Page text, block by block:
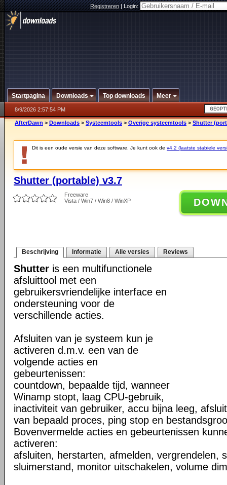
Registreren|Login:
Startpagina Downloads Top downloads Meer
8/9/2026 2:57:54 PM
AfterDawn > Downloads > Systeemtools > Overige systeemtools > Shutter
Dit is een oude versie van deze software. Je kunt ook de v4.2 (laatste stabiele
Shutter (portable) v3.7
Freeware
Vista / Win7 / Win8 / WinXP
Beschrijving Informatie Alle versies Reviews
Shutter is een multifunctionele
afsluittool met een
gebruikersvriendelijke interface en
ondersteuning voor de
verschillende acties.
Afsluiten van je systeem kun je
activeren d.m.v. een van de
volgende acties en
gebeurtenissen:
countdown, bepaalde tijd, wanneer
Winamp stopt, laag CPU-gebruik,
inactiviteit van gebruiker, accu bijna leeg,
van bepaald proces, ping stop en
Bovenvermelde acties en gebeurtenissen
activeren:
afsluiten, herstarten, afmelden, vergrendelen,
sluimerstand, monitor uitschakelen, volume